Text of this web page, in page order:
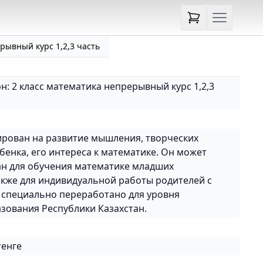
курс 1,2,3 часть
2 класс математика непрерывный курс 1,2,3
на развитие мышления, творческих
его интереса к математике. Он может
для обучения математике младших
для индивидуальной работы родителей с
переработано для уровня
Республики Казахстан.